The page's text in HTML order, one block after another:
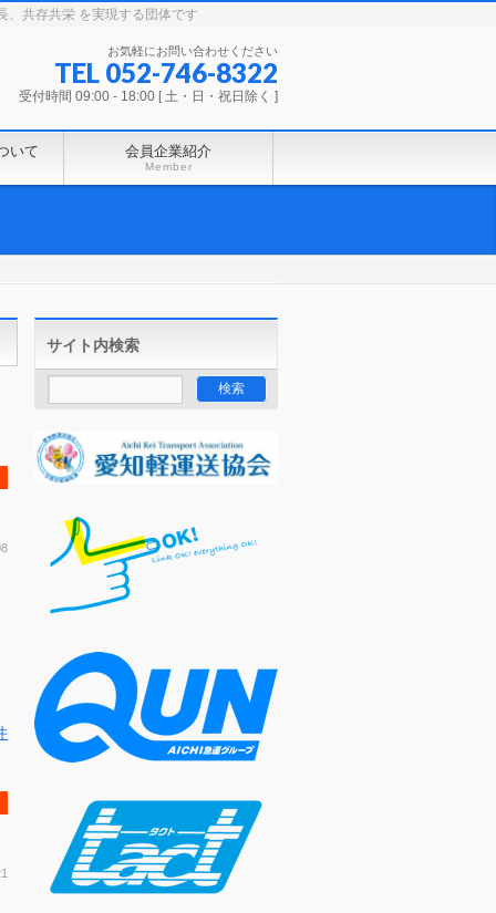
、共存共栄 を実現する団体です
お気軽にお問い合わせください
TEL 052-746-8322
受付時間 09:00 - 18:00 [ 土・日・祝日除く ]
いて 会員企業紹介
Member
サイト内検索